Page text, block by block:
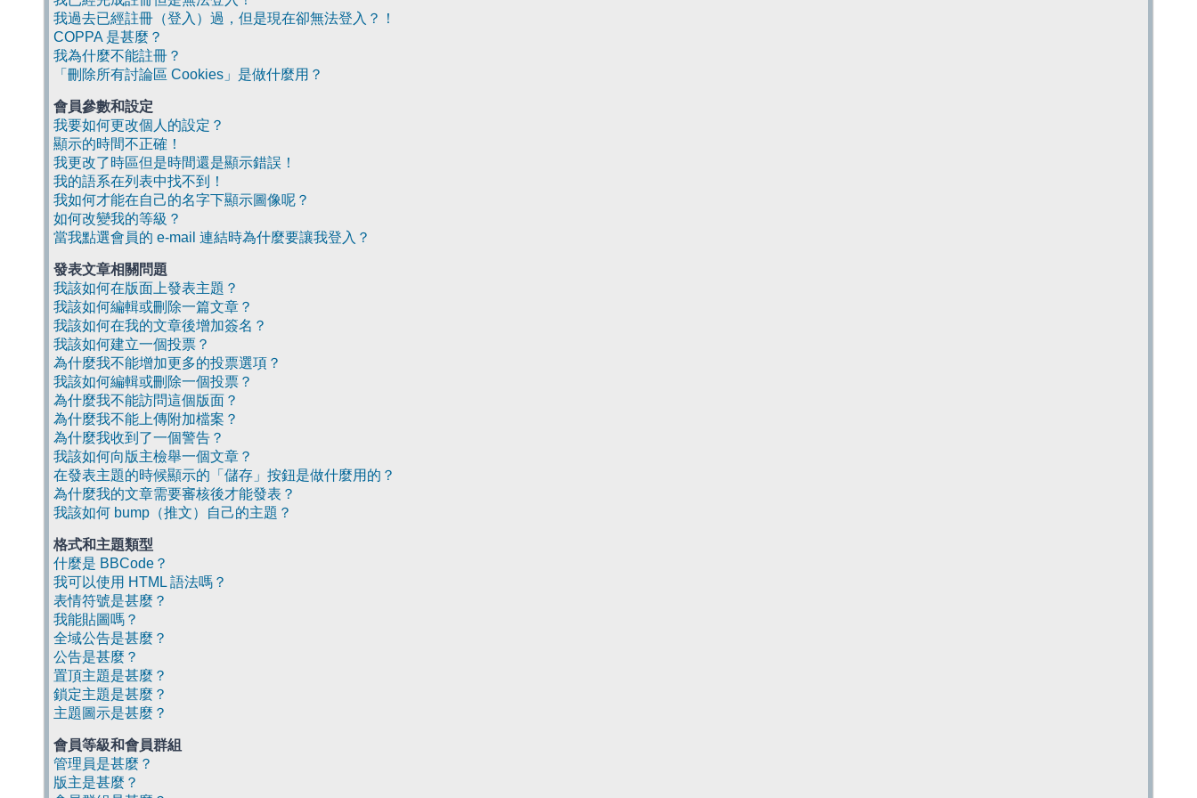
我過去已經註冊（登入）過，但是現在卻無法登入？！
COPPA 是甚麼？
我為什麼不能註冊？
「刪除所有討論區 Cookies」是做什麼用？
會員參數和設定
我要如何更改個人的設定？
顯示的時間不正確！
我更改了時區但是時間還是顯示錯誤！
我的語系在列表中找不到！
我如何才能在自己的名字下顯示圖像呢？
如何改變我的等級？
當我點選會員的 e-mail 連結時為什麼要讓我登入？
發表文章相關問題
我該如何在版面上發表主題？
我該如何編輯或刪除一篇文章？
我該如何在我的文章後增加簽名？
我該如何建立一個投票？
為什麼我不能增加更多的投票選項？
我該如何編輯或刪除一個投票？
為什麼我不能訪問這個版面？
為什麼我不能上傳附加檔案？
為什麼我收到了一個警告？
我該如何向版主檢舉一個文章？
在發表主題的時候顯示的「儲存」按鈕是做什麼用的？
為什麼我的文章需要審核後才能發表？
我該如何 bump（推文）自己的主題？
格式和主題類型
什麼是 BBCode？
我可以使用 HTML 語法嗎？
表情符號是甚麼？
我能貼圖嗎？
全域公告是甚麼？
公告是甚麼？
置頂主題是甚麼？
鎖定主題是甚麼？
主題圖示是甚麼？
會員等級和會員群組
管理員是甚麼？
版主是甚麼？